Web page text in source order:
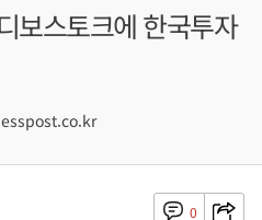
보스토크에 한국투자
0